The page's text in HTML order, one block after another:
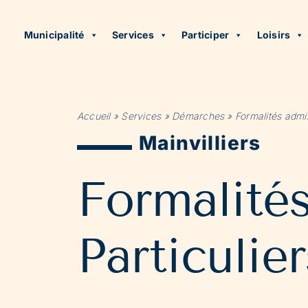
Municipalité Services Participer Loisirs
Accueil» Services» Démarches» Formalités
Mainvilliers